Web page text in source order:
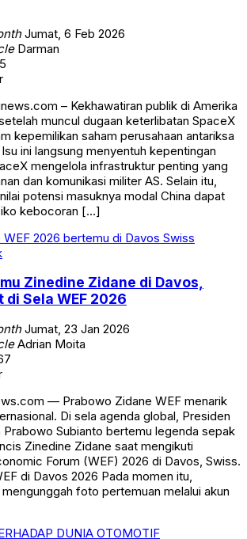
Jumat, 6 Feb 2026
Darman
– Kekhawatiran publik di Amerika
muncul dugaan keterlibatan SpaceX
kepemilikan saham perusahaan antariksa
ini langsung menyentuh kepentingan
mengelola infrastruktur penting yang
dan komunikasi militer AS. Selain itu,
potensi masuknya modal China dapat
kebocoran […]
Zinedine Zidane di Davos,
di Sela WEF 2026
Jumat, 23 Jan 2026
Adrian Moita
— Prabowo Zidane WEF menarik
Di sela agenda global, Presiden
Prabowo Subianto bertemu legenda sepak
Zinedine Zidane saat mengikuti
Forum (WEF) 2026 di Davos, Swiss.
di Davos 2026 Pada momen itu,
foto pertemuan melalui akun